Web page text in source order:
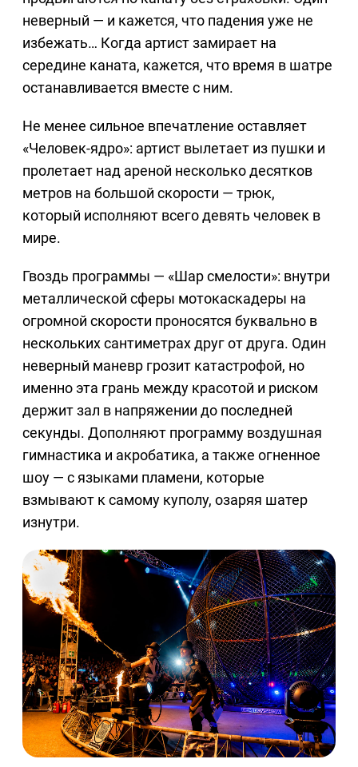
неверный — и кажется, что падения уже не
избежать… Когда артист замирает на
середине каната, кажется, что время в шатре
останавливается вместе с ним.
Не менее сильное впечатление оставляет
«Человек-ядро»: артист вылетает из пушки и
пролетает над ареной несколько десятков
метров на большой скорости — трюк,
который исполняют всего девять человек в
мире.
Гвоздь программы — «Шар смелости»: внутри
металлической сферы мотокаскадеры на
огромной скорости проносятся буквально в
нескольких сантиметрах друг от друга. Один
неверный маневр грозит катастрофой, но
именно эта грань между красотой и риском
держит зал в напряжении до последней
секунды. Дополняют программу воздушная
гимнастика и акробатика, а также огненное
шоу — с языками пламени, которые
взмывают к самому куполу, озаряя шатер
изнутри.